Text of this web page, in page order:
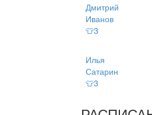
Дмитрий
Иванов
👕3
Илья
Сатарин
👕3